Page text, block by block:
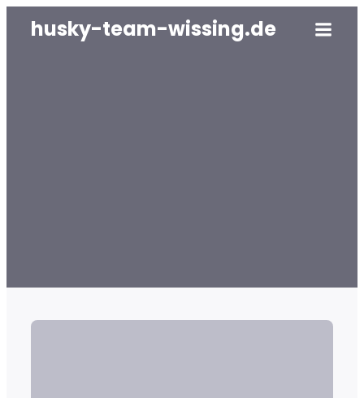
husky-team-wissing.de